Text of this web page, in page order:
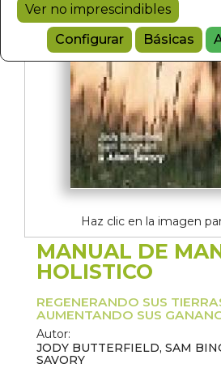
Ver no imprescindibles
Configurar
Básicas
Haz clic en la imagen
MANUAL DE
HOLISTICO
REGENERANDO SUS
AUMENTANDO SUS
Autor:
JODY BUTTERFIELD, SAM
SAVORY